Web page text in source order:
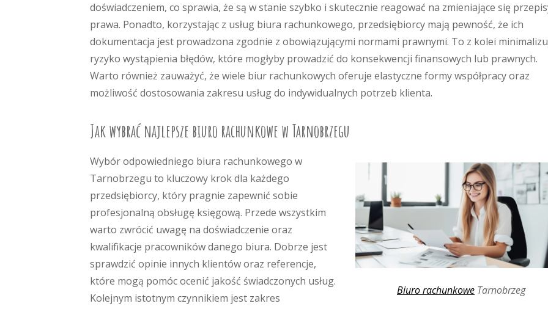
doświadczeniem, co sprawia, że są w stanie szybko i skutecznie reagować na zmieniające się
prawa. Ponadto, korzystając z usług biura rachunkowego, przedsiębiorcy mają pewność, że ich
dokumentacja jest prowadzona zgodnie z obowiązującymi normami prawnymi. To z kolei
ryzyko wystąpienia błędów, które mogłyby prowadzić do konsekwencji finansowych lub prawnych.
Warto również zauważyć, że wiele biur rachunkowych oferuje elastyczne formy współpracy oraz
możliwość dostosowania zakresu usług do indywidualnych potrzeb klienta.
Jak wybrać najlepsze biuro rachunkowe w Tarnobrzegu
Biuro rachunkowe Tarnobrzeg
Wybór odpowiedniego biura rachunkowego w
Tarnobrzegu to kluczowy krok dla każdego
przedsiębiorcy, który pragnie zapewnić sobie
profesjonalną obsługę księgową. Przede wszystkim
warto zwrócić uwagę na doświadczenie oraz
kwalifikacje pracowników danego biura. Dobrze jest
sprawdzić opinie innych klientów oraz referencje,
które mogą pomóc ocenić jakość świadczonych usług.
Kolejnym istotnym czynnikiem jest zakres